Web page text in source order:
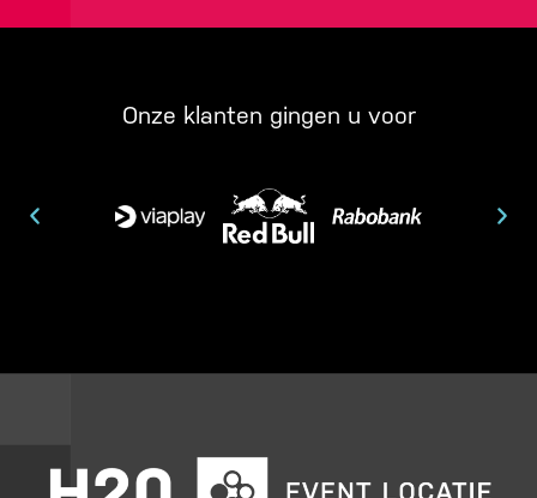
Onze klanten gingen u voor